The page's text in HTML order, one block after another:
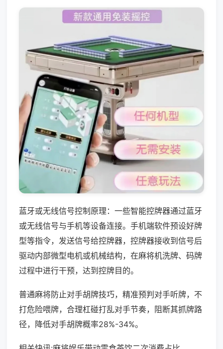
蓝牙或无线信号控制原理：一些智能控牌器通过蓝牙
或无线信号与手机等设备连接。手机端软件预设好牌
型等指令，发送信号给控牌器，控牌器接收到信号后
驱动内部微型电机或机械结构，在麻将机洗牌、码牌
过程中进行干预，达到控牌目的。
普通麻将防止对手胡牌技巧，精准预判对手听牌，不
打危险喂牌，合理杠碰打乱对手节奏，阻断其抓牌路
径，降低对手胡牌概率28%-34%。